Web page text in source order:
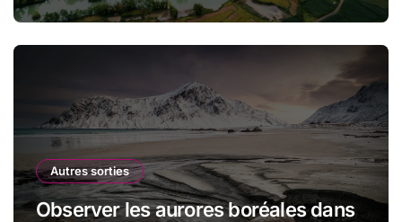
Autres sorties
Observer les aurores boréales dans